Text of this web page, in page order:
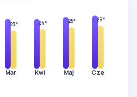
23°
Mar
24°
Kwi
25°
Maj
26°
Cze